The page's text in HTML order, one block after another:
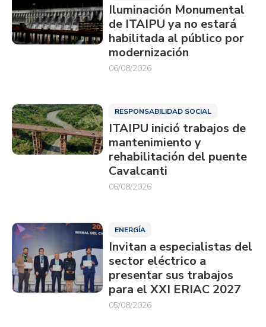
Iluminación Monumental
de ITAIPU ya no estará
habilitada al público por
modernización
06/08/2026
RESPONSABILIDAD SOCIAL
ITAIPU inició trabajos de
mantenimiento y
rehabilitación del puente
Cavalcanti
06/08/2026
ENERGÍA
Invitan a especialistas del
sector eléctrico a
presentar sus trabajos
para el XXI ERIAC 2027
05/08/2026